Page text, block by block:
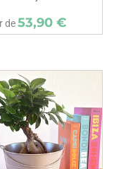
de53,90 €